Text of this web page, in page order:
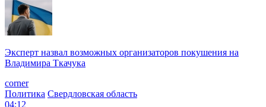
Эксперт назвал возможных организаторов покушения на
Владимира Ткачука
corner
Политика Свердловская область
04:12